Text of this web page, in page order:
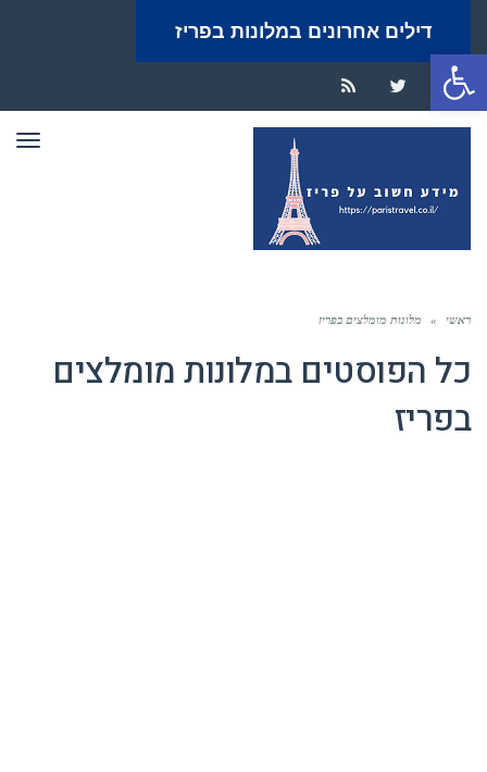
פתח סרגל נגישות
דילים אחרונים במלונות בפריז
Facebook
Twitter
RSS
ראשי » מלונות מומלצים בפריז
כל הפוסטים במלונות מומלצים
בפריז